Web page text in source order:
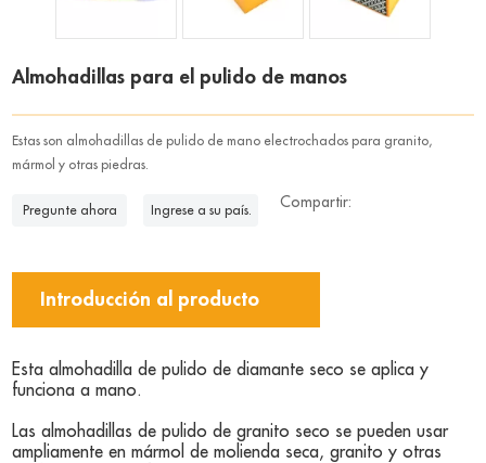
Almohadillas para el pulido de manos
Estas son almohadillas de pulido de mano electrochados para granito,
mármol y otras piedras.
Pregunte ahora Ingrese a su país.
Compartir:
Introducción al producto
Esta almohadilla de pulido de diamante seco se aplica y
funciona a mano.
Las almohadillas de pulido de granito seco se pueden usar
ampliamente en mármol de molienda seca, granito y otras